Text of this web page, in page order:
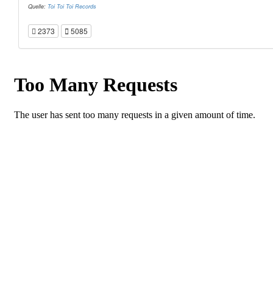
Quelle: Toi Toi Toi Records
2373 5085